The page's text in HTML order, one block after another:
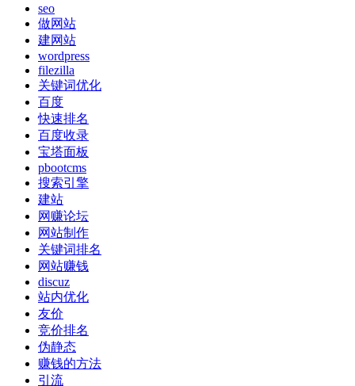
seo
做网站
建网站
wordpress
filezilla
关键词优化
百度
快速排名
百度收录
宝塔面板
pbootcms
搜索引擎
建站
网赚论坛
网站制作
关键词排名
网站赚钱
discuz
站内优化
友价
竞价排名
伪静态
赚钱的方法
引流